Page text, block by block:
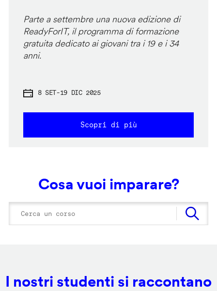
Parte a settembre una nuova edizione di
ReadyForIT, il programma di formazione
gratuita dedicato ai giovani tra i 19 e i 34
anni.
8 SET-19 DIC 2025
Scopri di più
Cosa vuoi imparare?
I nostri studenti si raccontano